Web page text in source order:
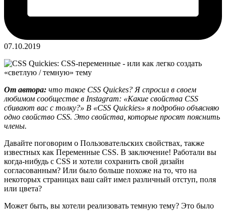
07.10.2019
От автора: что такое CSS Quickes? Я спросил в своем
любимом сообществе в Instagram: «Какие свойства CSS
сбивают вас с толку?» В «CSS Quickies» я подробно объясняю
одно свойство CSS. Это свойства, которые просят пояснить
члены.
Давайте поговорим о Пользовательских свойствах, также
известных как Переменные CSS. В заключение! Работали вы
когда-нибудь с CSS и хотели сохранить свой дизайн
согласованным? Или было больше похоже на то, что на
некоторых страницах ваш сайт имел различный отступ, поля
или цвета?
Может быть, вы хотели реализовать темную тему? Это было